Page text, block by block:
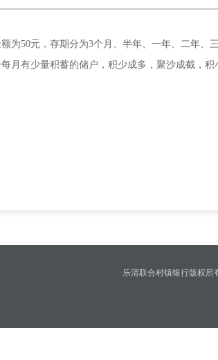
为50元，存期分为3个月、半年、一年、二年
月有少量积蓄的储户，积少成多，聚沙成截，积
乐清联合村镇银行版权所